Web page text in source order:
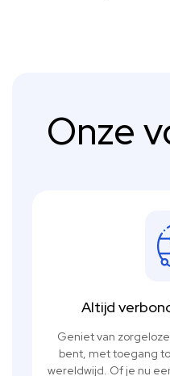
Onze
Altijd
Geniet van
bent, met toegang
wereldwijd. Of je nu